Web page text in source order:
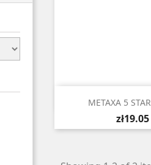
 Quick
METAXA 5
zł19.05